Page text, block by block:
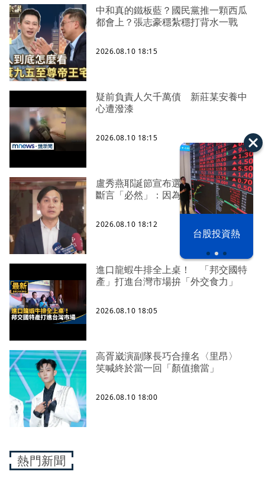
台股投資熱
中和真的鐵板藍？國民黨推一顆西瓜
都會上？張志豪穩紮穩打背水一戰
2026.08.10 18:15
疑前負責人欠千萬債 新莊某安養中
心遭潑漆
2026.08.10 18:15
盧秀燕耶誕節宣布選總統？ 葉元之
斷言「必然」：因為任期到當天
2026.08.10 18:12
進口龍蝦牛排全上桌！ 「邦交國特
產」打進台灣市場拚「外交食力」
2026.08.10 18:05
高胥崴演副隊長巧合撞名〈里昂〉
笑喊終於當一回「顏值擔當」
2026.08.10 18:00
熱門新聞